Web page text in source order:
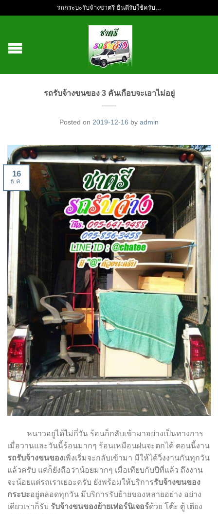
รถกระบะรับจ้างชาตรี ยินดีรับใช้ครับ...
รถรับจ้างขนของ 3 คันเกือบจะเอาไม่อยู่
Posted on 2019-12-16 by admin
16
ธ.ค.
หนาวอยู่ได้ไม่กี่วัน ร้อนก็กลับเข้ามาอย่างเป็นทางการ
เมื่อวานและวันนี้ร้อนมากๆ ร้อนเหมือนฝนจะตกได้ ตอนนี้งาน
รถรับจ้างขนของเพิ่งเริ่มจะกลับเข้ามา มีให้ได้วิ่งงานกันทุกวัน
แล้วครับ แต่ก็ยังถือว่าน้อยมากๆ เมื่อเทียบกับปีที่แล้ว ถึงงาน
จะน้อยแต่รถเราเยอะครับ ยังพร้อมให้บริการรับจ้างขนของ
กระบะอยู่ตลอดทุกวัน มีบริการรับย้ายของหลายอย่าง อย่าง
เดียวเราก็รับ รับจ้างขนของย้ายเฟอร์นิเจอร์ด้วย โต๊ะ ตู้ เตียง